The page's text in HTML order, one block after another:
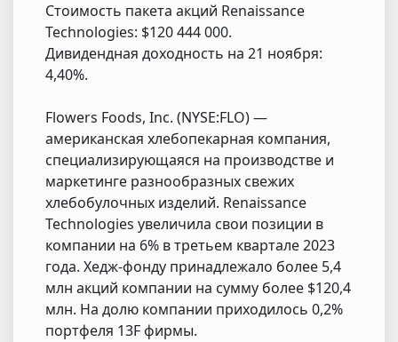
Стоимость пакета акций Renaissance
Technologies: $120 444 000.
Дивидендная доходность на 21 ноября:
4,40%.
Flowers Foods, Inc. (NYSE:FLO) —
американская хлебопекарная компания,
специализирующаяся на производстве и
маркетинге разнообразных свежих
хлебобулочных изделий. Renaissance
Technologies увеличила свои позиции в
компании на 6% в третьем квартале 2023
года. Хедж-фонду принадлежало более 5,4
млн акций компании на сумму более $120,4
млн. На долю компании приходилось 0,2%
портфеля 13F фирмы.